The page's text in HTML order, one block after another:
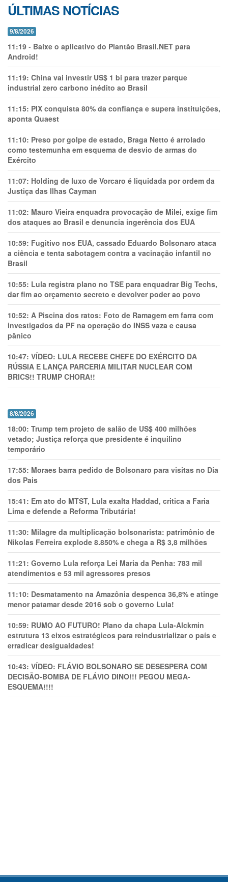
ÚLTIMAS NOTÍCIAS
9/8/2026
11:19 - Baixe o aplicativo do Plantão Brasil.NET para
Android!
11:19: China vai investir US$ 1 bi para trazer parque
industrial zero carbono inédito ao Brasil
11:15: PIX conquista 80% da confiança e supera instituições,
aponta Quaest
11:10: Preso por golpe de estado, Braga Netto é arrolado
como testemunha em esquema de desvio de armas do
Exército
11:07: Holding de luxo de Vorcaro é liquidada por ordem da
Justiça das Ilhas Cayman
11:02: Mauro Vieira enquadra provocação de Milei, exige fim
dos ataques ao Brasil e denuncia ingerência dos EUA
10:59: Fugitivo nos EUA, cassado Eduardo Bolsonaro ataca
a ciência e tenta sabotagem contra a vacinação infantil no
Brasil
10:55: Lula registra plano no TSE para enquadrar Big Techs,
dar fim ao orçamento secreto e devolver poder ao povo
10:52: A Piscina dos ratos: Foto de Ramagem em farra com
investigados da PF na operação do INSS vaza e causa
pânico
10:47: VÍDEO: LULA RECEBE CHEFE DO EXÉRCITO DA
RÚSSIA E LANÇA PARCERIA MILITAR NUCLEAR COM
BRICS!! TRUMP CHORA!!
8/8/2026
18:00: Trump tem projeto de salão de US$ 400 milhões
vetado; Justiça reforça que presidente é inquilino
temporário
17:55: Moraes barra pedido de Bolsonaro para visitas no Dia
dos Pais
15:41: Em ato do MTST, Lula exalta Haddad, critica a Faria
Lima e defende a Reforma Tributária!
11:30: Milagre da multiplicação bolsonarista: patrimônio de
Nikolas Ferreira explode 8.850% e chega a R$ 3,8 milhões
11:21: Governo Lula reforça Lei Maria da Penha: 783 mil
atendimentos e 53 mil agressores presos
11:10: Desmatamento na Amazônia despenca 36,8% e atinge
menor patamar desde 2016 sob o governo Lula!
10:59: RUMO AO FUTURO! Plano da chapa Lula-Alckmin
estrutura 13 eixos estratégicos para reindustrializar o país e
erradicar desigualdades!
10:43: VÍDEO: FLÁVIO BOLSONARO SE DESESPERA COM
DECISÃO-BOMBA DE FLÁVIO DINO!!! PEGOU MEGA-
ESQUEMA!!!!